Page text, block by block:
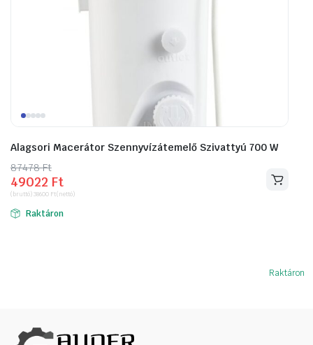
Alagsori Macerátor Szennyvízátemelő Szivattyú 700 W
87478Ft
Original
price
was:
87478 Ft.
49022 Ft
Current
price
is:
49022 Ft.
(bruttó)38600 Ft(nettó)
Raktáron
Raktáron